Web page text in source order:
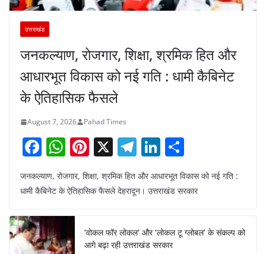
उत्तराखंड
जनकल्याण, रोजगार, शिक्षा, श्रमिक हित और
आधारभूत विकास को नई गति : धामी कैबिनेट
के ऐतिहासिक फैसले
August 7, 2026 Pahad Times
F
c
b
o
W
at
s
A
p
Pi
er
st
X T
el
e
a
m
Li
k
dI
n
h
ar
जनकल्याण, रोजगार, शिक्षा, श्रमिक हित और आधारभूत विकास को नई गति :
धामी कैबिनेट के ऐतिहासिक फैसले देहरादून। उत्तराखंड सरकार
‘वोकल फॉर लोकल’ और ‘लोकल टू ग्लोबल’ के संकल्प को
आगे बढ़ा रही उत्तराखंड सरकार